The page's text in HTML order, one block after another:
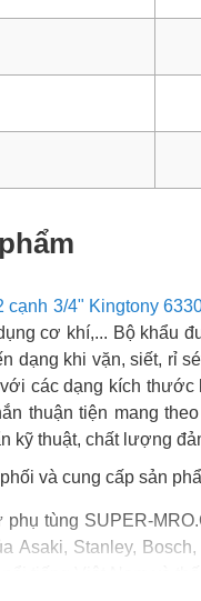
3/4" Kingtony
cơ khí,... Bộ khẩu
dạng khi vặn, siết, rỉ
các dạng kích
thuận tiện mang
kỹ thuật, chất lượng
và cung cấp sản
tùng SUPER-
Asaki, Stanley,